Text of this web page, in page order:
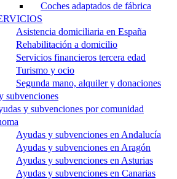
Coches adaptados de fábrica
Asistencia domiciliaria en España
Rehabilitación a domicilio
Servicios financieros tercera edad
Turismo y ocio
Segunda mano, alquiler y donaciones
subvenciones
y subvenciones por comunidad
Ayudas y subvenciones en Andalucía
Ayudas y subvenciones en Aragón
Ayudas y subvenciones en Asturias
Ayudas y subvenciones en Canarias